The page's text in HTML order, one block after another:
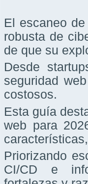
El escaneo
robusta de
de que su
Desde
seguridad
costosos.
Esta guía
web para
Priorizando
CI/CD e